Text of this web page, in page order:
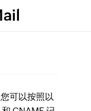
可以按照以